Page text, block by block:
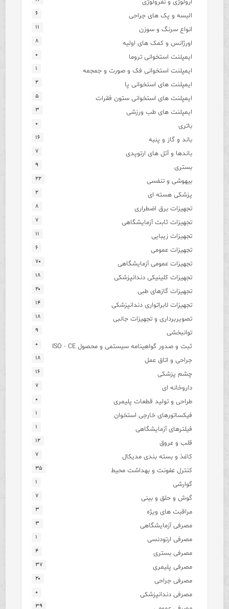
ارولوژی و نفرولوژی
البسه و پک های جراحی ۶
انواع سرنگ و سوزن ۱۱
اورژانس و کمک های اولیه ۸
ایمپلنت استخوانی تروما ۰
ایمپلنت استخوانی فک و صورت و جمجمه ۱
ایمپلنت های استخوانی پا ۲
ایمپلنت های استخوانی ستون فقرات ۵
ایمپلنت های طب ورزشی ۳
باتری ۰
باند و گاز و پنبه ۱۶
باندها و آتل های ارتوپدی ۷
بستری ۹
بیهوشی و تنفسی ۲۲
پزشکی هسته ای ۲
تجهیزات برق اضطراری ۸
تجهیزات ثابت آزمایشگاهی ۷
تجهیزات زیبایی ۱۱
تجهیزات عمومی ۶
تجهیزات عمومی آزمایشگاهی ۷۰
تجهیزات کلینیکی دندانپزشکی ۱۸
تجهیزات گازهای طبی ۲۰
تجهیزات لابراتواری دندانپزشکی ۱۴
تصویربرداری و تجهیزات جانبی ۱۸
توانبخشی ۹
ثبت و صدور گواهینامه سیستمی و محصول ISO - CE ۰
جراحی و اتاق عمل ۱۸
چشم پزشکی ۱۶
داروخانه ای ۷
طراحی و تولید قطعات پلیمری ۰
فیکساتورهای خارجی استخوان ۱
فیلترهای آزمایشگاهی ۱
قلب و عروق ۱۲
کاغذ و بسته بندی مدیکال ۷
کنترل عفونت و بهداشت محیط ۳۵
گوارشی ۱
گوش و حلق و بینی ۷
مراقبت های ویژه ۳
مصرفی آزمایشگاهی ۳
مصرفی ارتودنسی ۱
مصرفی بستری ۴
مصرفی پلیمری ۳۷
مصرفی جراحی ۲۰
مصرفی دندانپزشکی ۰
۳۹